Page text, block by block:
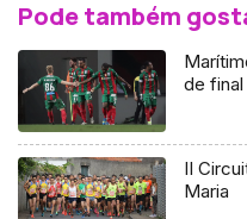
Pode também
de
II
Maria